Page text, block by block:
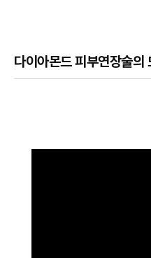
다이아몬드 피부연장술의